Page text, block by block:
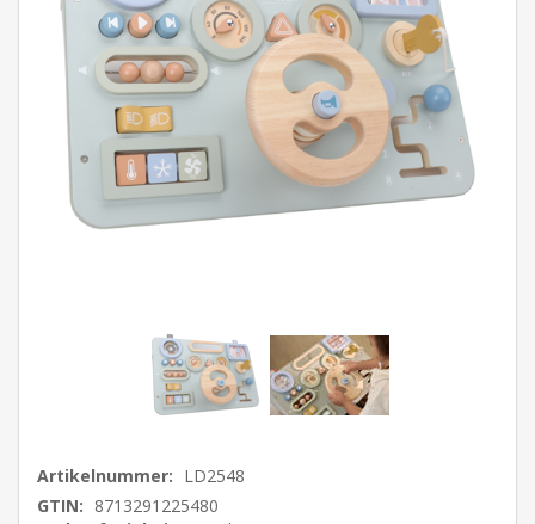
Artikelnummer: LD2548
GTIN: 8713291225480